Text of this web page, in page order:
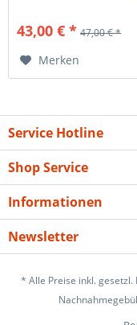
43,00 € * 47,00 € *
Merken
Service Hotline
Shop Service
Informationen
Newsletter
* Alle Preise inkl.